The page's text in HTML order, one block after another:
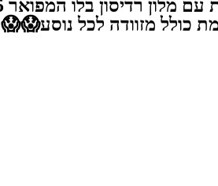
כולל מזוודה לכל נוסע😱😱